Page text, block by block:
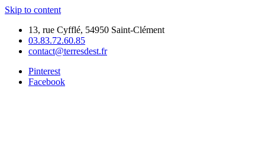
Skip to content
13, rue Cyfflé, 54950 Saint-Clément
03.83.72.60.85
contact@terresdest.fr
Pinterest
Facebook